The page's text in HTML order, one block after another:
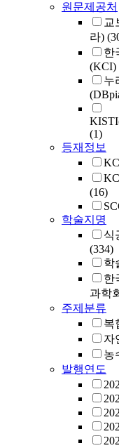
원문제공처
교
라)
한
(KCI)
누
(1)
등재정보
(16)
학술지명
식
(334)
학
한
과학
주제분류
복
자
농
발행연도